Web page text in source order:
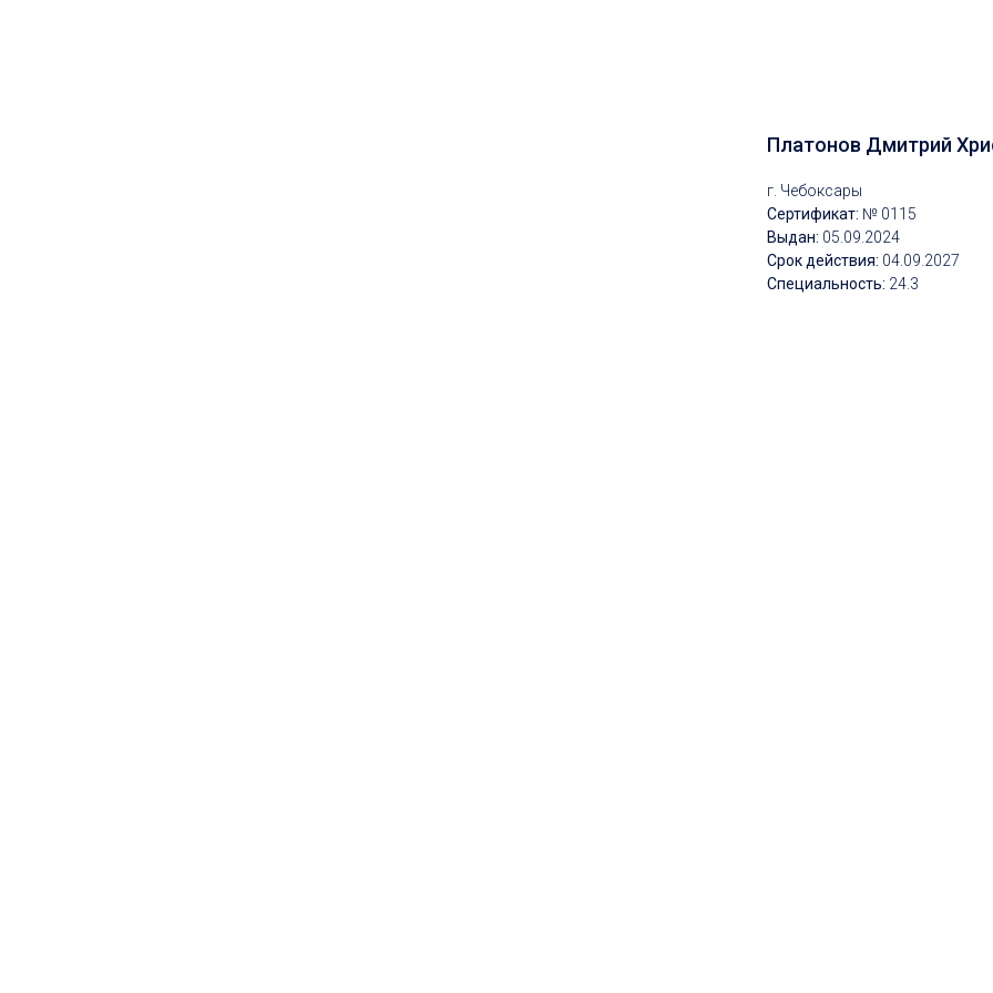
Платонов Дмитрий
г. Чебоксары
Сертификат: № 0115
Выдан: 05.09.2024
Срок действия: 04.09.2027
Специальность: 24.3